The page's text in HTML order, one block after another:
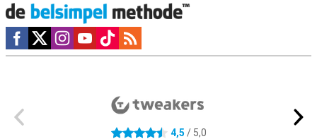
Social media
4.5 sterren 4,5 / 5,0